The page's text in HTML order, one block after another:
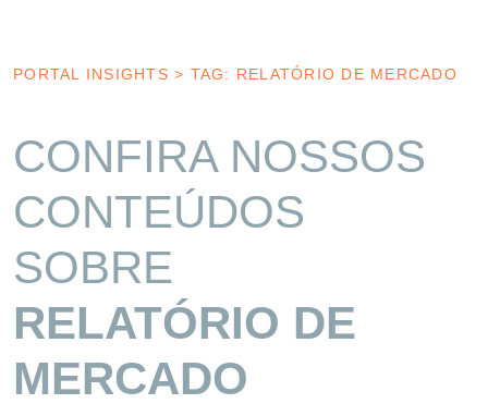
PORTAL INSIGHTS > TAG: RELATÓRIO DE MERCADO
CONFIRA NOSSOS
CONTEÚDOS
SOBRE
RELATÓRIO DE
MERCADO